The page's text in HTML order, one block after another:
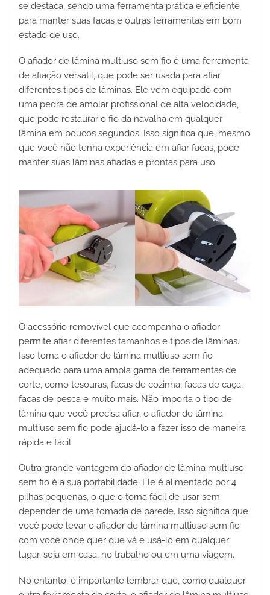
se destaca, sendo uma ferramenta prática e eficiente
para manter suas facas e outras ferramentas em bom
estado de uso.
O afiador de lâmina multiuso sem fio é uma ferramenta
de afiação versátil, que pode ser usada para afiar
diferentes tipos de lâminas. Ele vem equipado com
uma pedra de amolar profissional de alta velocidade,
que pode restaurar o fio da navalha em qualquer
lâmina em poucos segundos. Isso significa que, mesmo
que você não tenha experiência em afiar facas, pode
manter suas lâminas afiadas e prontas para uso.
O acessório removível que acompanha o afiador
permite afiar diferentes tamanhos e tipos de lâminas.
Isso torna o afiador de lâmina multiuso sem fio
adequado para uma ampla gama de ferramentas de
corte, como tesouras, facas de cozinha, facas de caça,
facas de pesca e muito mais. Não importa o tipo de
lâmina que você precisa afiar, o afiador de lâmina
multiuso sem fio pode ajudá-lo a fazer isso de maneira
rápida e fácil.
Outra grande vantagem do afiador de lâmina multiuso
sem fio é a sua portabilidade. Ele é alimentado por 4
pilhas pequenas, o que o torna fácil de usar sem
depender de uma tomada de parede. Isso significa que
você pode levar o afiador de lâmina multiuso sem fio
com você onde quer que vá e usá-lo em qualquer
lugar, seja em casa, no trabalho ou em uma viagem.
No entanto, é importante lembrar que, como qualquer